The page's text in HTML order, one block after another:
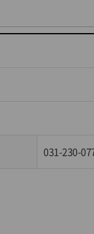
031-230-